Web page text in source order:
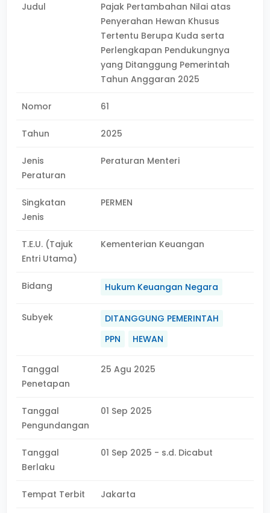
Judul
Pajak Pertambahan Nilai atas
Penyerahan Hewan Khusus
Tertentu Berupa Kuda serta
Perlengkapan Pendukungnya
yang Ditanggung Pemerintah
Tahun Anggaran 2025
Nomor 61
Tahun 2025
Jenis
Peraturan
Peraturan Menteri
Singkatan
Jenis
PERMEN
T.E.U. (Tajuk
Entri Utama)
Kementerian Keuangan
Bidang Hukum Keuangan Negara
Subyek
DITANGGUNG PEMERINTAH
PPN
HEWAN
Tanggal
Penetapan
25 Agu 2025
Tanggal
Pengundangan
01 Sep 2025
Tanggal
Berlaku
01 Sep 2025 - s.d. Dicabut
Tempat Terbit Jakarta